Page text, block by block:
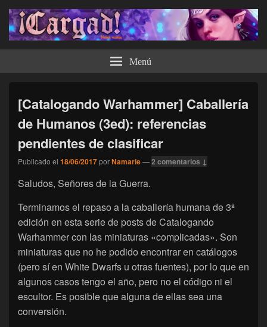
¡Cargad! Menú
[Catalogando Warhammer] Caballería
de Humanos (3ed): referencias
pendientes de clasificar
Publicado el 18/06/2017porNamarie—2 comentarios ↓
Saludos, Señores de la Guerra.
Terminamos el repaso a la caballería humana de 3ª
edición en esta serie de posts de Catalogando
Warhammer con las miniaturas «complicadas». Son
miniaturas que no he podido encontrar en catálogos
(pero sí en White Dwarfs u otras fuentes), por lo que en
algunos casos tengo el año, pero no el código ni el
escultor. Es posible que alguna de ellas sea una
conversión.